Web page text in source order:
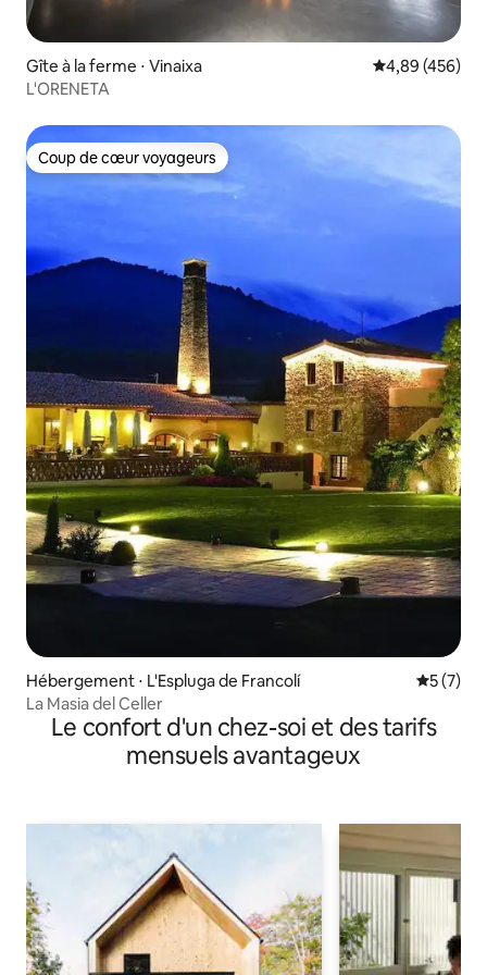
Gîte à la ferme ⋅ Vinaixa Évaluation
4,89 (456)
L'ORENETA
Coup de cœur voyageurs
Coup de cœur voyageurs
Hébergement ⋅ L'Espluga de Francolí
5 (7)
La Masia del Celler
Le confort d'un chez-soi et des tarifs
mensuels avantageux